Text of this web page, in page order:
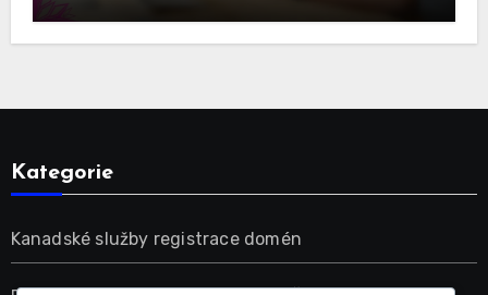
Kategorie
Kanadské služby registrace domén